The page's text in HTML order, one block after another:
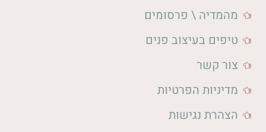
מהמדיה \ פרסומים
טיפים בעיצוב פנים
צור קשר
מדיניות הפרטיות
הצהרת נגישות